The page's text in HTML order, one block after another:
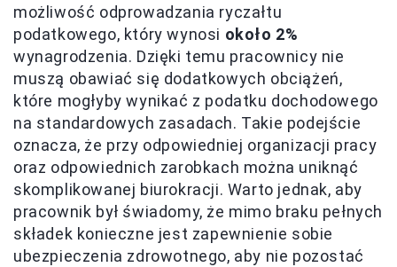
możliwość odprowadzania ryczałtu
podatkowego, który wynosi około 2%
wynagrodzenia. Dzięki temu pracownicy nie
muszą obawiać się dodatkowych obciążeń,
które mogłyby wynikać z podatku dochodowego
na standardowych zasadach. Takie podejście
oznacza, że przy odpowiedniej organizacji pracy
oraz odpowiednich zarobkach można uniknąć
skomplikowanej biurokracji. Warto jednak, aby
pracownik był świadomy, że mimo braku pełnych
składek konieczne jest zapewnienie sobie
ubezpieczenia zdrowotnego, aby nie pozostać